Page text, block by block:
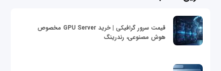
قیمت سرور گرافیکی | خرید GPU Server مخصوص
هوش مصنوعی، رندرینگ